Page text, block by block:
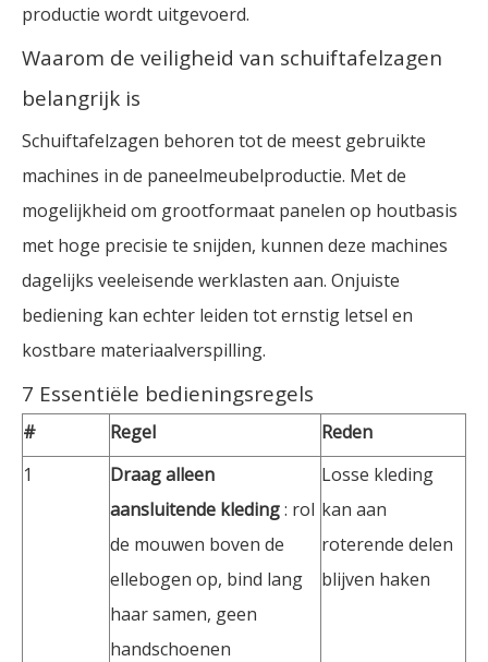
productie wordt uitgevoerd.
Waarom de veiligheid van schuiftafelzagen
belangrijk is
Schuiftafelzagen behoren tot de meest gebruikte
machines in de paneelmeubelproductie. Met de
mogelijkheid om grootformaat panelen op houtbasis
met hoge precisie te snijden, kunnen deze machines
dagelijks veeleisende werklasten aan. Onjuiste
bediening kan echter leiden tot ernstig letsel en
kostbare materiaalverspilling.
7 Essentiële bedieningsregels
# Regel
Reden
1
Draag alleen
aansluitende kleding: rol
de mouwen boven de
ellebogen op, bind lang
haar samen, geen
handschoenen
Losse kleding
kan aan
roterende delen
blijven haken